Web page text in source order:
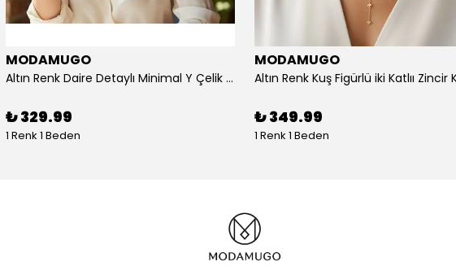
MODAMUGO
Altın Renk Daire Detaylı Minimal Y Çelik Kolye
₺ 329.99
1 Renk 1 Beden
MODAMUGO
₺ 349.99
1 Renk 1 Beden